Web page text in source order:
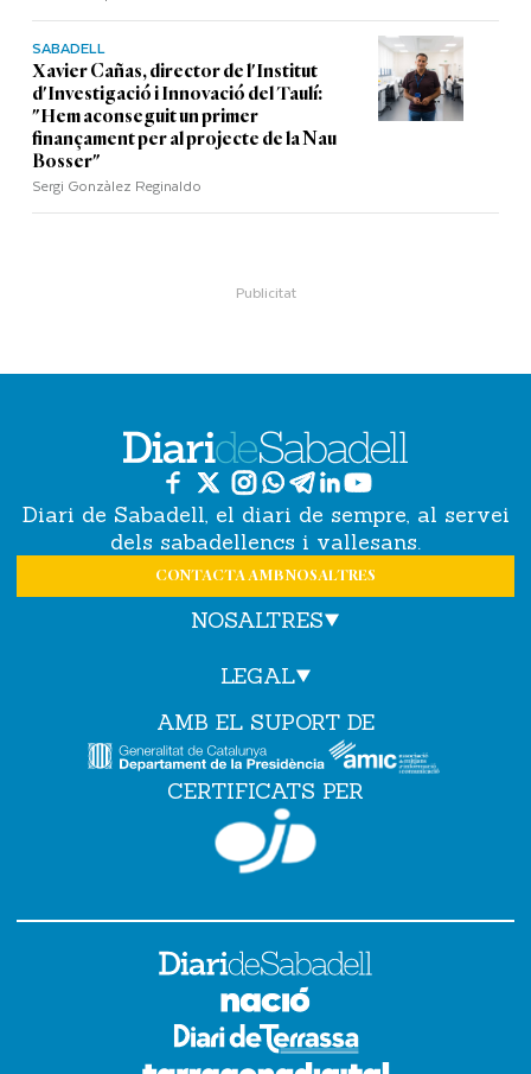
SABADELL
Xavier Cañas, director de l'Institut
d'Investigació i Innovació del Taulí:
"Hem aconseguit un primer
finançament per al projecte de la Nau
Bosser"
Sergi Gonzàlez Reginaldo
Diari de Sabadell, el diari de sempre, al servei
dels sabadellencs i vallesans.
CONTACTA AMB NOSALTRES
NOSALTRES
LEGAL
AMB EL SUPORT DE
CERTIFICATS PER